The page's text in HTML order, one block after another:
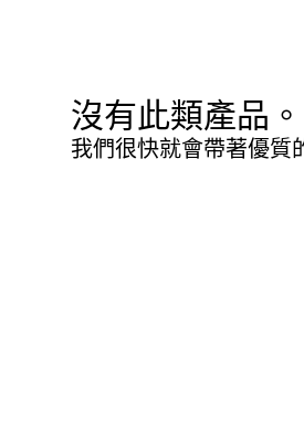
沒有此類產品。
我們很快就會帶著優質